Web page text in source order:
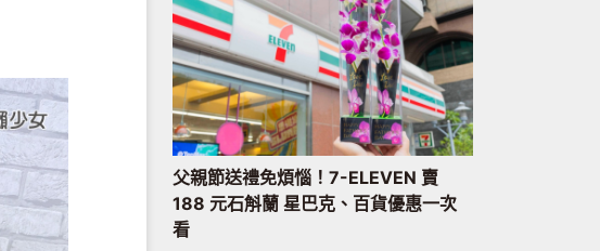
父親節送禮免煩惱！7-ELEVEN 賣
188 元石斛蘭 星巴克、百貨優惠一次
看